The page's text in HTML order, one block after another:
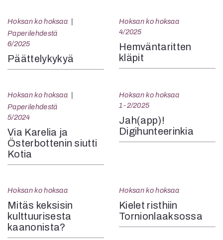
Hoksan ko hoksaa
Paperilehdestä
6/2025
Päättelykykyä
Hoksan ko hoksaa
4/2025
Hemväntaritten
kläpit
Hoksan ko hoksaa
Paperilehdestä
5/2024
Via Karelia ja
Österbottenin siutti
Kotia
Hoksan ko hoksaa
1-2/2025
Jah(app)!
Digihunteerinkia
Hoksan ko hoksaa
Mitäs keksisin
kulttuurisesta
kaanonista?
Hoksan ko hoksaa
Kielet risthiin
Tornionlaaksossa